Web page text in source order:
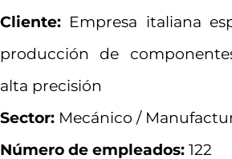
Cliente: Empresa italiana
producción de
alta precisión
Sector: Mecánico /
Número de empleados: 122